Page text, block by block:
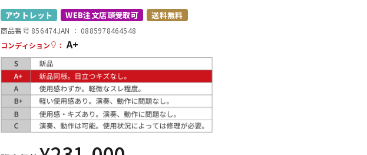
ウクレレ ドラム
その他楽器
レコーディン
グ機器
配信/ライブ
機器
アウトレット WEB注文店頭受取可 送料無料
商品番号 856474JAN ： 0885978464548
コンディション
： A+